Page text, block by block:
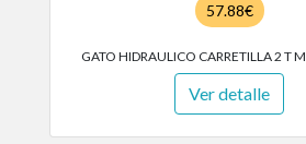
57.88€
GATO HIDRAULICO CARRETILLA 2 T
Ver detalle